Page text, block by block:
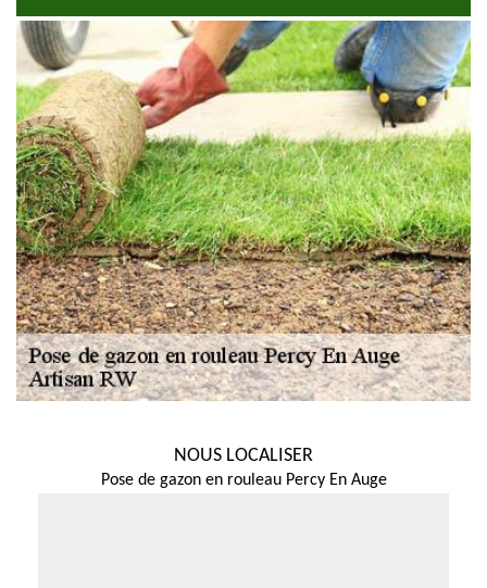
NOUS LOCALISER
Pose de gazon en rouleau Percy En Auge